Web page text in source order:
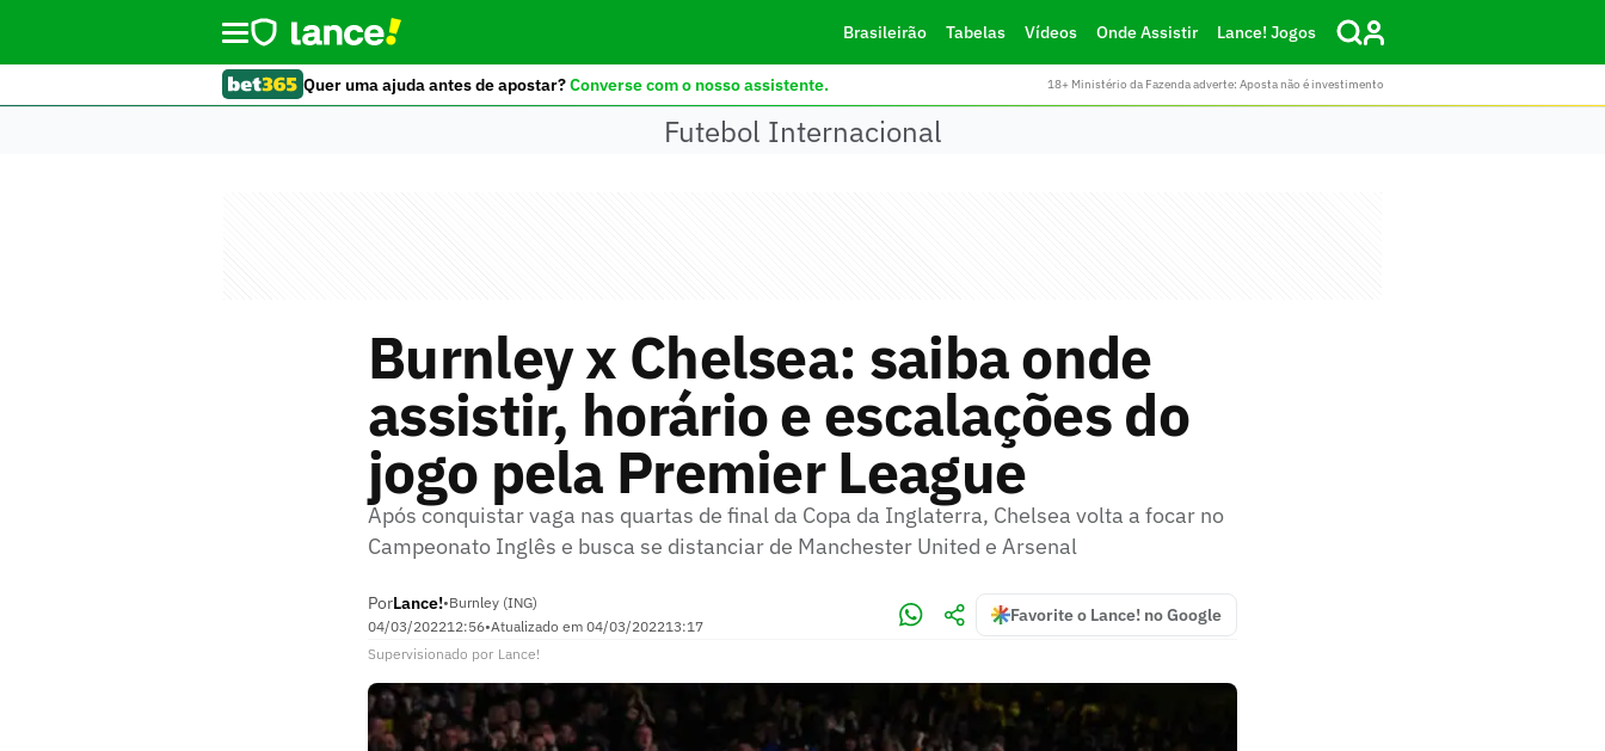
Brasileirão Tabelas Vídeos Onde Assistir Lance! Jogos
Quer uma ajuda antes de apostar?Converse com o nosso assistente. 18+ Ministério da Fazenda adverte: Aposta não é investimento
Futebol Internacional
Burnley x Chelsea: saiba onde
assistir, horário e escalações do
jogo pela Premier League
Após conquistar vaga nas quartas de final da Copa da Inglaterra, Chelsea volta a focar no
Campeonato Inglês e busca se distanciar de Manchester United e Arsenal
PorLance!•Burnley (ING)
04/03/202212:56•Atualizado em 04/03/202213:17
Favorite o Lance! no Google
Supervisionado por Lance!